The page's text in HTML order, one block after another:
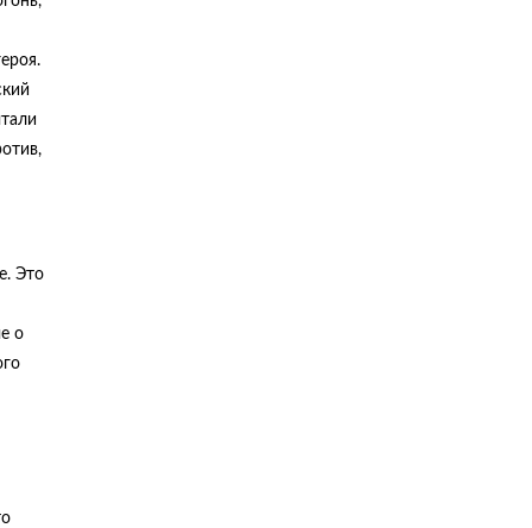
Это
о